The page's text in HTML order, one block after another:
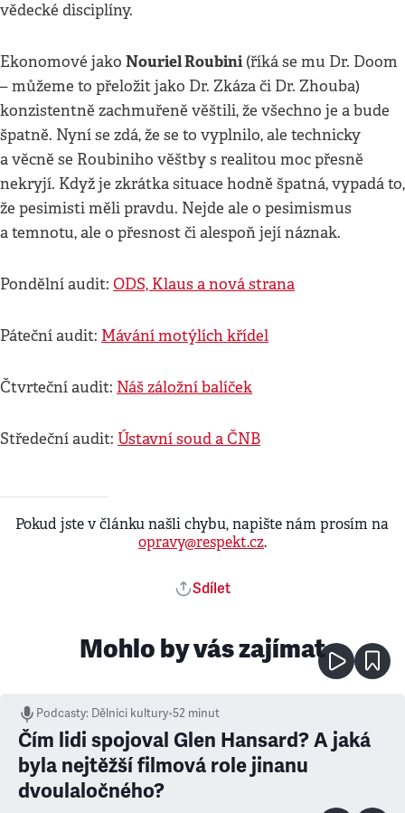
vědecké disciplíny.
Ekonomové jako Nouriel Roubini(říká se mu Dr. Doom
– můžeme to přeložit jako Dr. Zkáza či Dr. Zhouba)
konzistentně zachmuřeně věštili, že všechno je a bude
špatně. Nyní se zdá, že se to vyplnilo, ale technicky
a věcně se Roubiniho věštby s realitou moc přesně
nekryjí. Když je zkrátka situace hodně špatná, vypadá to,
že pesimisti měli pravdu. Nejde ale o pesimismus
a temnotu, ale o přesnost či alespoň její náznak.
Pondělní audit: ODS, Klaus a nová strana
Páteční audit: Mávání motýlích křídel
Čtvrteční audit: Náš záložní balíček
Středeční audit: Ústavní soud a ČNB
Pokud jste v článku našli chybu, napište nám prosím na
opravy@respekt.cz.
Sdílet
Mohlo by vás zajímat
Podcasty: Dělníci kultury•52 minut
Čím lidi spojoval Glen Hansard? A jaká
byla nejtěžší filmová role jinanu
dvoulaločného?